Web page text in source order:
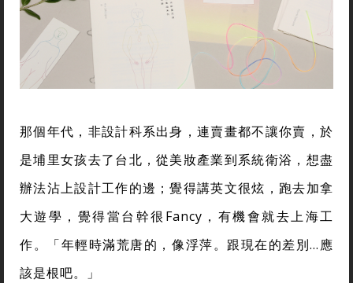
那個年代，非設計科系出身，連賣畫都不讓你賣，於
是埔里女孩去了台北，從美妝產業到系統衛浴，想盡
辦法沾上設計工作的邊；覺得講英文很炫，跑去加拿
大遊學，覺得當台幹很Fancy，有機會就去上海工
作。「年輕時滿荒唐的，像浮萍。跟現在的差別…應
該是根吧。」